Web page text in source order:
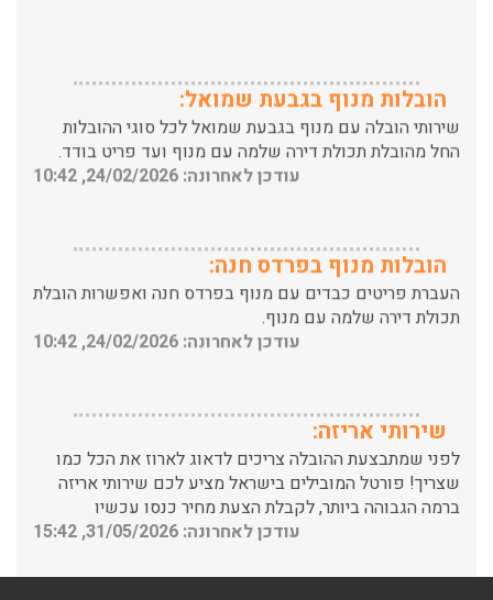
הובלות מנוף בגבעת שמואל:
שירותי הובלה עם מנוף בגבעת שמואל לכל סוגי ההובלות
החל מהובלת תכולת דירה שלמה עם מנוף ועד פריט בודד.
עודכן לאחרונה: 24/02/2026, 10:42
הובלות מנוף בפרדס חנה:
העברת פריטים כבדים עם מנוף בפרדס חנה ואפשרות הובלת
תכולת דירה שלמה עם מנוף.
עודכן לאחרונה: 24/02/2026, 10:42
שירותי אריזה:
לפני שמתבצעת ההובלה צריכים לדאוג לארוז את הכל כמו
שצריך! פורטל המובילים בישראל מציע לכם שירותי אריזה
ברמה הגבוהה ביותר, לקבלת הצעת מחיר כנסו עכשיו
עודכן לאחרונה: 31/05/2026, 15:42
הובלות בתל אביב: